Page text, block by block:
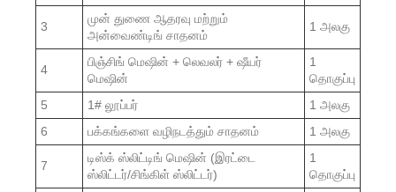
3
முன் துணை ஆதரவு மற்றும்
அன்வைண்டிங் சாதனம்
1 அலகு
4
பிஞ்சிங் மெஷின் + லெவலர் + ஷீயர்
மெஷின்
1
தொகுப்பு
5
1# லூப்பர்
1 அலகு
6
பக்கங்களை வழிநடத்தும் சாதனம் 1 அலகு
7
டிஸ்க் ஸ்லிட்டிங் மெஷின் (இரட்டை
ஸ்லிட்டர்/சிங்கிள் ஸ்லிட்டர்)
1
தொகுப்பு